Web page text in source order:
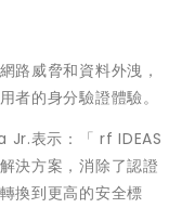
路威脅和資料外洩，
者的身分驗證體驗。
Jr.表示：「 rf IDEAS
決方案，消除了認證
換到更高的安全標